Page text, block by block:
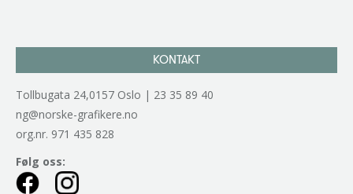
KONTAKT
Tollbugata 24,0157 Oslo | 23 35 89 40
ng@norske-grafikere.no
org.nr. 971 435 828
Følg oss: